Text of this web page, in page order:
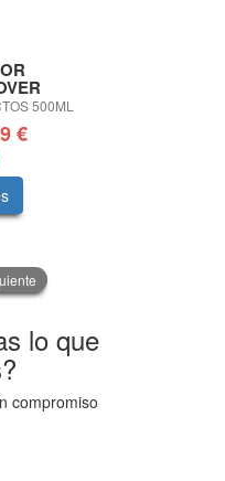
500ML
€
lo que
compromiso